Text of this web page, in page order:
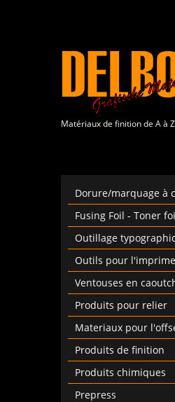
Matériaux de finition de A à
Dorure/marquage à
Fusing Foil - Toner
Outillage
Outils pour
Ventouses en
Produits pour relier
Materiaux pour
Produits de finition
Produits chimiques
Prepress